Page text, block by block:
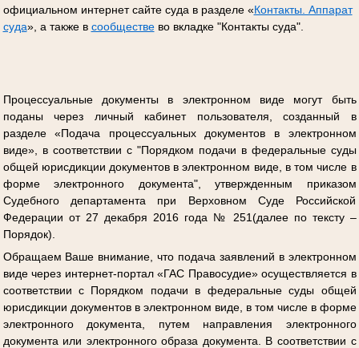
официальном интернет сайте суда в разделе «Контакты. Аппарат
суда», а также в сообществево вкладке "Контакты суда".
Процессуальные документы в электронном виде могут быть
поданы через личный кабинет пользователя, созданный в
разделе «Подача процессуальных документов в электронном
виде», в соответствии с "Порядком подачи в федеральные суды
общей юрисдикции документов в электронном виде, в том числе в
форме электронного документа", утвержденным приказом
Судебного департамента при Верховном Суде Российской
Федерации от 27 декабря 2016 года № 251(далее по тексту –
Порядок).
Обращаем Ваше внимание, что подача заявлений в электронном
виде через интернет-портал «ГАС Правосудие» осуществляется в
соответствии с Порядком подачи в федеральные суды общей
юрисдикции документов в электронном виде, в том числе в форме
электронного документа, путем направления электронного
документа или электронного образа документа. В соответствии с